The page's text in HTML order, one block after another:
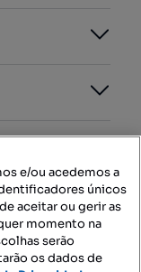
e/ou acedemos a
únicos
aceitar ou gerir as
momento na
serão
os dados de